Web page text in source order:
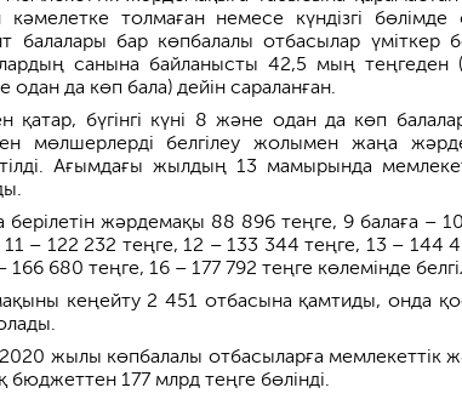
кәмелетке толмаған немесе күндізгі
балалары бар көпбалалы отбасылар үміткер
санына байланысты 42,5 мың
одан да көп бала) дейін сараланған.
қатар, бүгінгі күні 8 және одан да көп
мөлшерлерді белгілеу жолымен жаңа
Ағымдағы жылдың 13 мамырында
берілетін жәрдемақы 88 896 теңге, 9 балаға –
11 – 122 232 теңге, 12 – 133 344 теңге, 13 – 144
166 680 теңге, 16 – 177 792 теңге көлемінде
кеңейту 2 451 отбасына қамтиды, онда
жылы көпбалалы отбасыларға мемлекеттік
бюджеттен 177 млрд теңге бөлінді.